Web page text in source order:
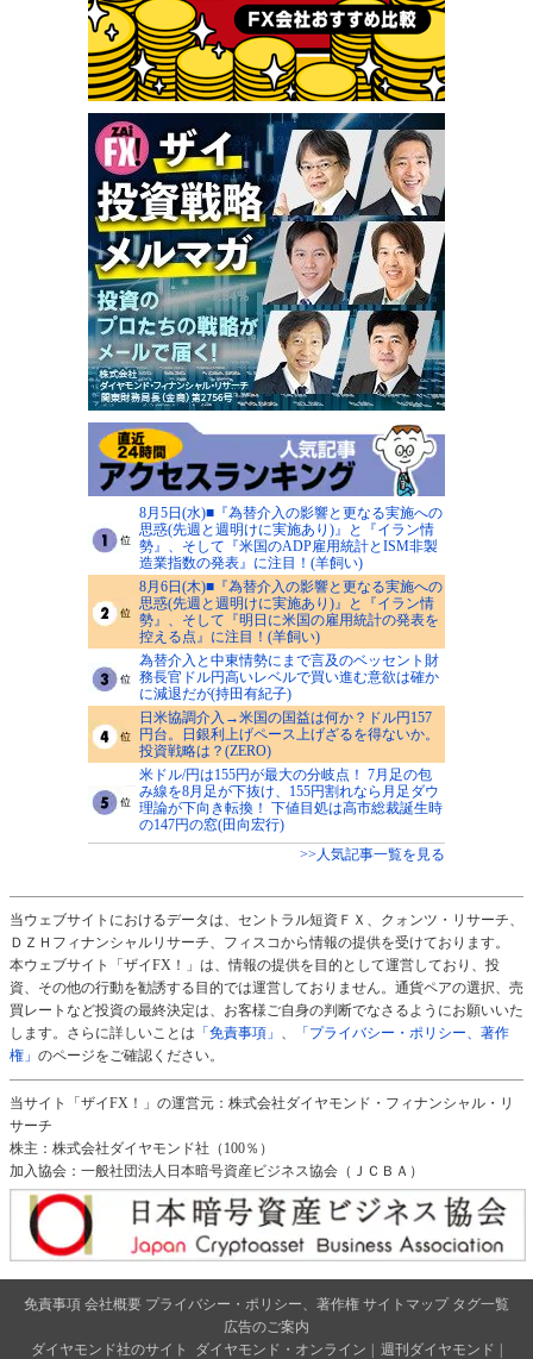
8月5日(水)■『為替介入の影響と更なる実施への
思惑(先週と週明けに実施あり)』と『イラン情
勢』、そして『米国のADP雇用統計とISM非製
造業指数の発表』に注目！(羊飼い)
8月6日(木)■『為替介入の影響と更なる実施への
思惑(先週と週明けに実施あり)』と『イラン情
勢』、そして『明日に米国の雇用統計の発表を
控える点』に注目！(羊飼い)
為替介入と中東情勢にまで言及のベッセント財
務長官ドル円高いレベルで買い進む意欲は確か
に減退だが(持田有紀子)
日米協調介入→米国の国益は何か？ドル円157
円台。日銀利上げペース上げざるを得ないか。
投資戦略は？(ZERO)
米ドル/円は155円が最大の分岐点！ 7月足の包
み線を8月足が下抜け、155円割れなら月足ダウ
理論が下向き転換！ 下値目処は高市総裁誕生時
の147円の窓(田向宏行)
>>人気記事一覧を見る
当ウェブサイトにおけるデータは、セントラル短資ＦＸ、クォンツ・リサーチ、
ＤＺＨフィナンシャルリサーチ、フィスコから情報の提供を受けております。
本ウェブサイト「ザイFX！」は、情報の提供を目的として運営しており、投
資、その他の行動を勧誘する目的では運営しておりません。通貨ペアの選択、売
買レートなど投資の最終決定は、お客様ご自身の判断でなさるようにお願いいた
します。さらに詳しいことは 「免責事項」 、
「プライバシー・ポリシー、著作
権」 のページをご確認ください。
当サイト「ザイFX！」の運営元：株式会社ダイヤモンド・フィナンシャル・リ
サーチ
株主：株式会社ダイヤモンド社（100％）
加入協会：一般社団法人日本暗号資産ビジネス協会（ＪＣＢＡ）
免責事項 会社概要 プライバシー・ポリシー、著作権 サイトマップ タグ一覧
広告のご案内
ダイヤモンド社のサイト
ダイヤモンド・オンライン 週刊ダイヤモンド